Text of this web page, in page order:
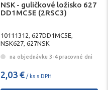
NSK - guličkové ložisko 627
DD1MC5E (2RSC3)
10111312, 627DD1MC5E,
NSK627, 627NSK
na objednávku 3-4 pracovné dni
2,03 € / ks s DPH